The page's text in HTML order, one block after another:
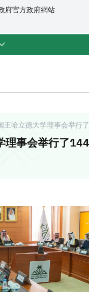
府官方政府網站
王哈立德大学理事会举行
理事会举行了